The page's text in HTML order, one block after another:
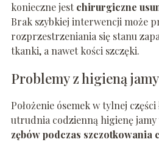
konieczne jest chirurgiczne
Brak szybkiej interwencji może
rozprzestrzeniania się stanu
tkanki, a nawet kości szczęki.
Problemy z higieną
Położenie ósemek w tylnej części
utrudnia codzienną higienę jamy
zębów podczas szczotkowania